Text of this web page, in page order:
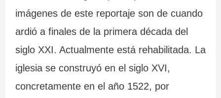
imágenes de este reportaje son de cuando
ardió a finales de la primera década del
siglo XXI. Actualmente está rehabilitada. La
iglesia se construyó en el siglo XVI,
concretamente en el año 1522, por